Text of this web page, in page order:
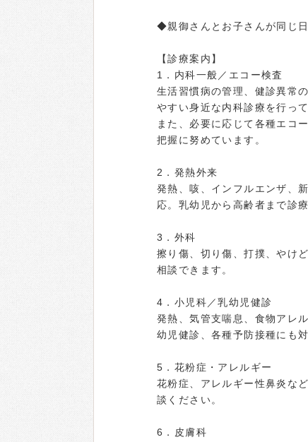
◆親御さんとお子さんが同じ
【診療案内】
1．内科一般／エコー検査
生活習慣病の管理、健診異常
やすい身近な内科診療を行って
また、必要に応じて各種エコ
把握に努めています。
2．発熱外来
発熱、咳、インフルエンザ、
応。乳幼児から高齢者まで診
3．外科
擦り傷、切り傷、打撲、やけ
相談できます。
4．小児科／乳幼児健診
発熱、気管支喘息、食物アレ
幼児健診、各種予防接種にも
5．花粉症・アレルギー
花粉症、アレルギー性鼻炎な
談ください。
6．皮膚科